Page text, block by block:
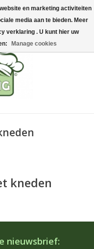
kneden
nieuwsbrief:
en marketing activiteiten
media aan te bieden. Meer
verklaring . U kunt hier uw
Manage cookies